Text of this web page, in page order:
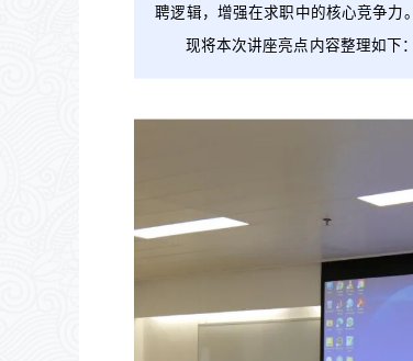
聘逻辑，增强在求职中的核心竞争力。
现将本次讲座亮点内容整理如下：